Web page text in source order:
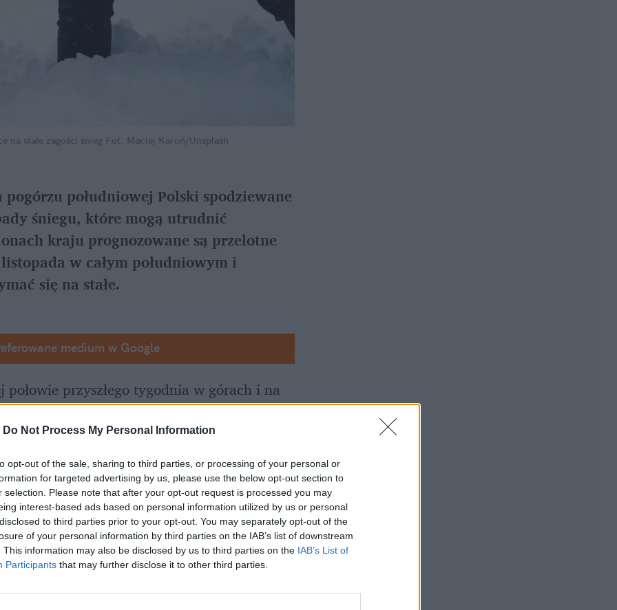
Do Not Process My Personal Information
opt-out of the sale, sharing to third parties, or processing of your personal or
for targeted advertising by us, please use the below opt-out section to
selection. Please note that after your opt-out request is processed you may
interest-based ads based on personal information utilized by us or personal
to third parties prior to your opt-out. You may separately opt-out of the
of your personal information by third parties on the IAB’s list of downstream
This information may also be disclosed by us to third parties on the IAB’s List of
Participants that may further disclose it to other third parties.
na stałe zagości śnieg Fot. Maciej Karoń/Unsplash
południowej Polski spodziewane
śniegu, które mogą utrudnić
kraju prognozowane są przelotne
w całym południowym i
się na stałe.
medium w Google
przyszłego tygodnia w górach i na
intensywne opady śniegu, które tym
Polski. Warunki na drogach